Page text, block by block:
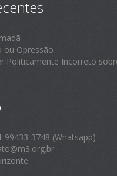
ou Opressão
Politicamente Incorreto
99433-3748 (Whatsapp)